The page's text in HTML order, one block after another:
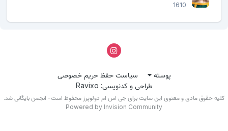
1610
پوسته
سیاست حفظ حریم خصوصی
طراحی و کدنویسی: Ravixo
حقوق مادی و معنوی این سایت برای جی اس ام دولوپرز محفوظ است- انجمن بایگانی شد.
Powered by Invision Community